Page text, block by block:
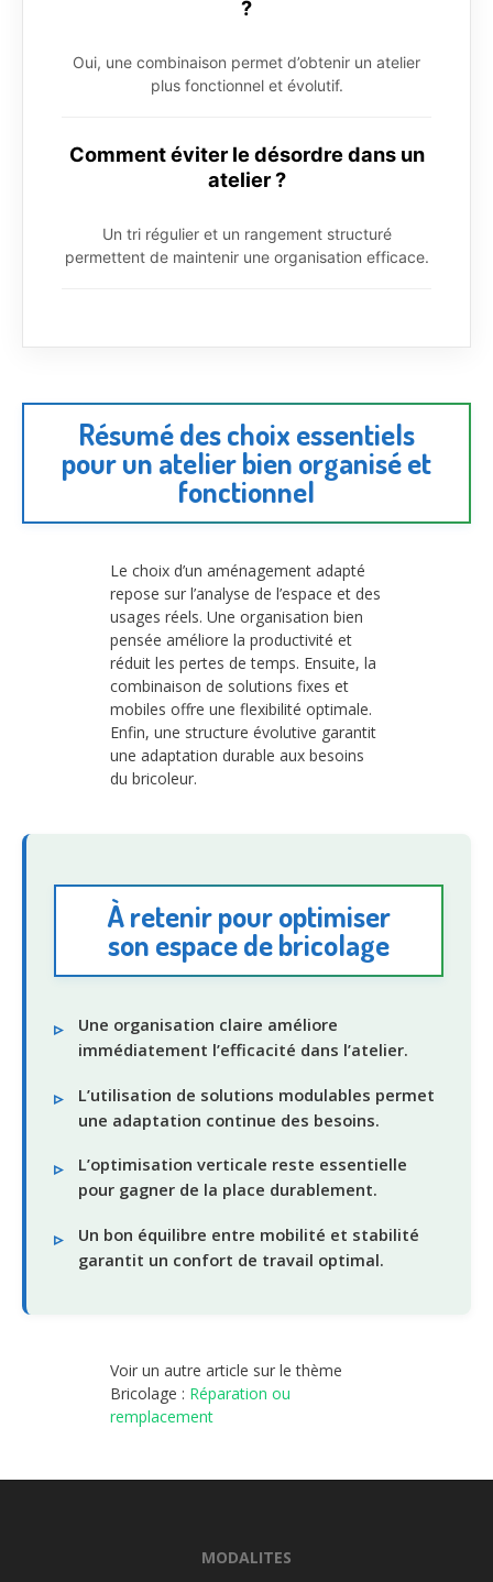
?
Oui, une combinaison permet d’obtenir un atelier
plus fonctionnel et évolutif.
Comment éviter le désordre dans un
atelier ?
Un tri régulier et un rangement structuré
permettent de maintenir une organisation efficace.
Résumé des choix essentiels
pour un atelier bien organisé et
fonctionnel
Le choix d’un aménagement adapté
repose sur l’analyse de l’espace et des
usages réels. Une organisation bien
pensée améliore la productivité et
réduit les pertes de temps. Ensuite, la
combinaison de solutions fixes et
mobiles offre une flexibilité optimale.
Enfin, une structure évolutive garantit
une adaptation durable aux besoins
du bricoleur.
À retenir pour optimiser
son espace de bricolage
Une organisation claire améliore
immédiatement l’efficacité dans l’atelier.
L’utilisation de solutions modulables permet
une adaptation continue des besoins.
L’optimisation verticale reste essentielle
pour gagner de la place durablement.
Un bon équilibre entre mobilité et stabilité
garantit un confort de travail optimal.
Voir un autre article sur le thème
Bricolage : Réparation ou
remplacement
MODALITES